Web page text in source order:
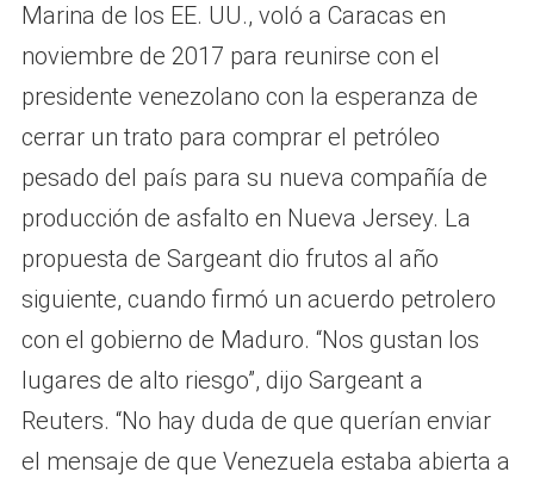
Marina de los EE. UU., voló a Caracas en
noviembre de 2017 para reunirse con el
presidente venezolano con la esperanza de
cerrar un trato para comprar el petróleo
pesado del país para su nueva compañía de
producción de asfalto en Nueva Jersey. La
propuesta de Sargeant dio frutos al año
siguiente, cuando firmó un acuerdo petrolero
con el gobierno de Maduro. “Nos gustan los
lugares de alto riesgo”, dijo Sargeant a
Reuters. “No hay duda de que querían enviar
el mensaje de que Venezuela estaba abierta a